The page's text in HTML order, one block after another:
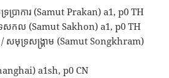
រាការ (Samut Prakan) a1, p0 TH
សកល (Samut Sakhon) a1, p0 TH
សមុទ្រសង្គ្រាម (Samut Songkhram)
a1sh, p0 CN